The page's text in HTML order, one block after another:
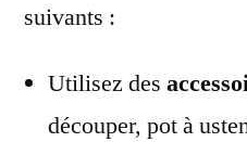
suivants :
Utilisez des
découper, pot à